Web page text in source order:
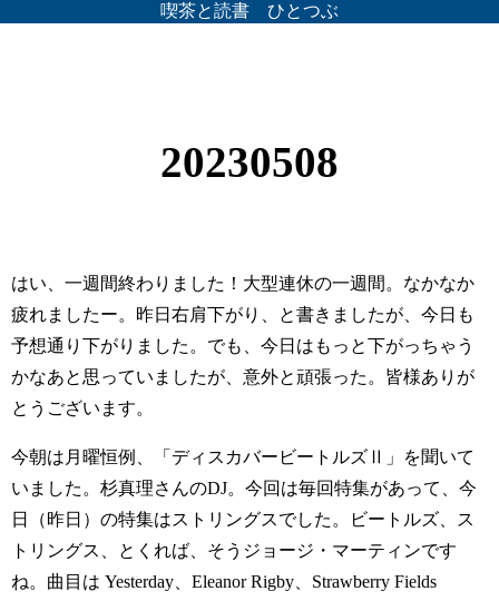
喫茶と読書 ひとつぶ
20230508
はい、一週間終わりました！大型連休の一週間。なかなか
疲れましたー。昨日右肩下がり、と書きましたが、今日も
予想通り下がりました。でも、今日はもっと下がっちゃう
かなあと思っていましたが、意外と頑張った。皆様ありが
とうございます。
今朝は月曜恒例、「ディスカバービートルズⅡ」を聞いて
いました。杉真理さんのDJ。今回は毎回特集があって、今
日（昨日）の特集はストリングスでした。ビートルズ、ス
トリングス、とくれば、そうジョージ・マーティンです
ね。曲目は Yesterday、Eleanor Rigby、Strawberry Fields